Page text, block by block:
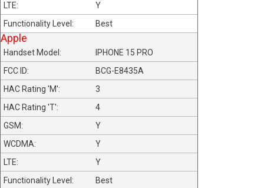
Y
Best
Apple
IPHONE 15 PRO
BCG-E8435A
3
4
Y
Y
Y
Best